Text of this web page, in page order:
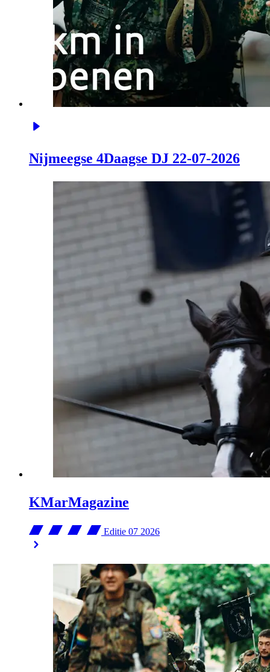
Nijmeegse 4Daagse DJ 22-07-2026
KMarMagazine
Editie 07 2026